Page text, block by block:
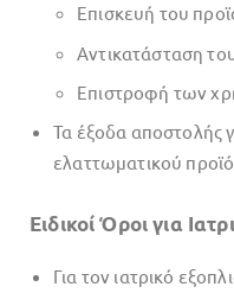
Επισκευή του
Αντικατάσταση
Επιστροφή των
Τα έξοδα αποστολής
ελαττωματικού
Ειδικοί Όροι για
Για τον ιατρικό